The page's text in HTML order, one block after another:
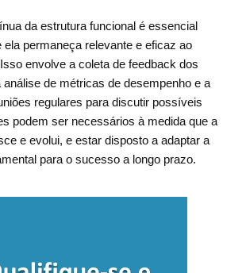
da estrutura funcional é essencial
ela permaneça relevante e eficaz ao
envolve a coleta de feedback dos
de métricas de desempenho e a
regulares para discutir possíveis
podem ser necessários à medida que a
e evolui, e estar disposto a adaptar a
para o sucesso a longo prazo.